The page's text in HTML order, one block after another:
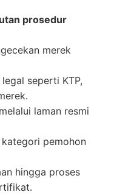
prosedur
merek
seperti KTP,
laman resmi
kategori pemohon
hingga proses